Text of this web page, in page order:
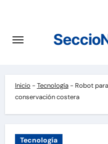
contenido
Inicio - Tecnología- Robot
conservación costera
Tecnología